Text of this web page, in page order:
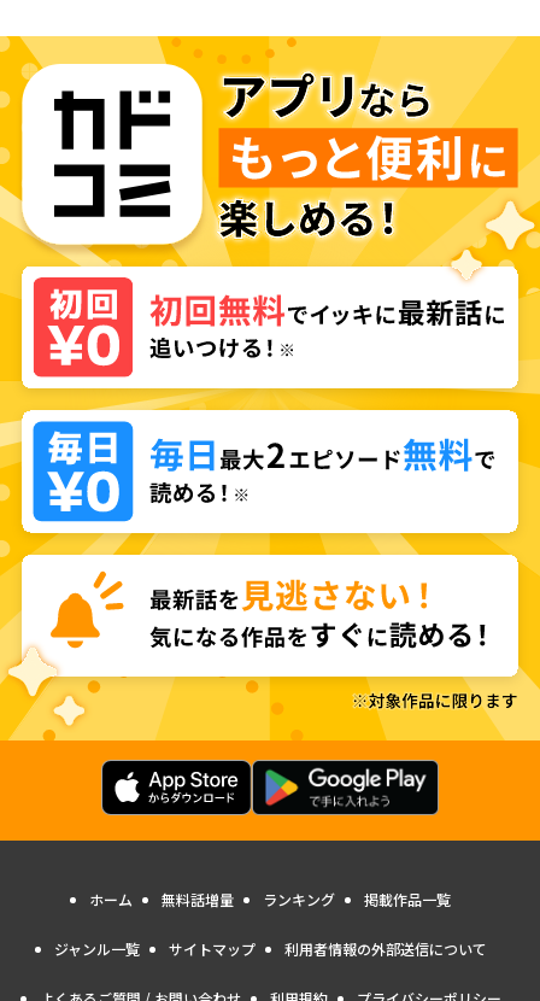
ホーム 無料話増量 ランキング 掲載作品一覧
ジャンル一覧 サイトマップ 利用者情報の外部送信について